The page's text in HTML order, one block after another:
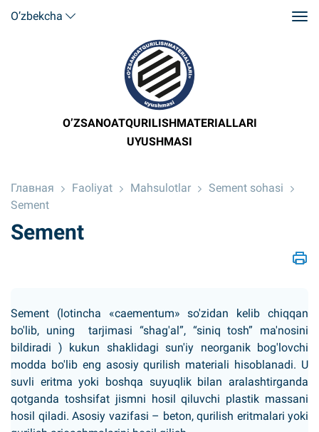
O’zbekcha
O’ZSANOATQURILISHMATERIALLARI
UYUSHMASI
Главная Faoliyat Mahsulotlar
Sement sohasi
Sement
Sement
Sement (lotincha «caementum» so'zidan kelib chiqqan
bo'lib, uning tarjimasi “shag'al”, “siniq tosh” ma'nosini
bildiradi ) kukun shaklidagi sun'iy neorganik bog'lovchi
modda bo'lib eng asosiy qurilish materiali hisoblanadi. U
suvli eritma yoki boshqa suyuqlik bilan aralashtirganda
qotganda toshsifat jismni hosil qiluvchi plastik massani
hosil qiladi. Asosiy vazifasi – beton, qurilish eritmalari yoki